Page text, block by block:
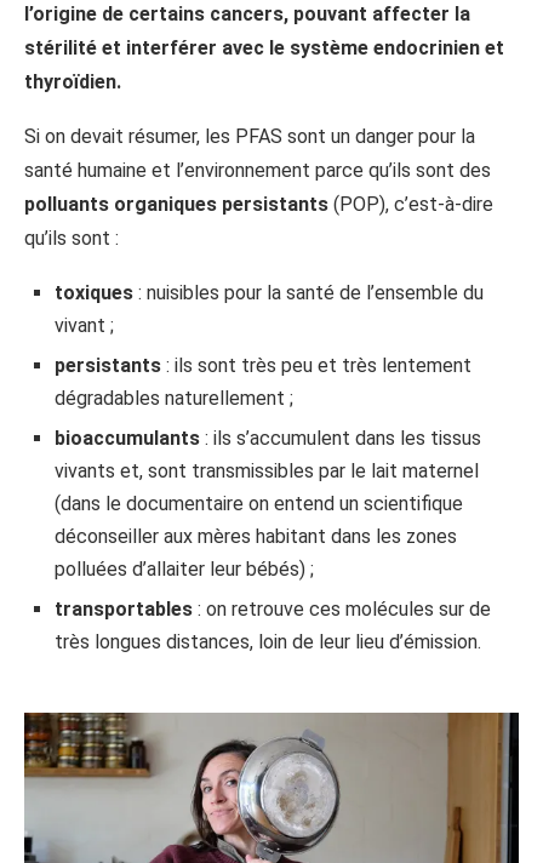
l’origine de certains cancers, pouvant affecter la
stérilité et interférer avec le système endocrinien et
thyroïdien.
Si on devait résumer, les PFAS sont un danger pour la
santé humaine et l’environnement parce qu’ils sont des
polluants organiques persistants (POP), c’est-à-dire
qu’ils sont :
toxiques : nuisibles pour la santé de l’ensemble du
vivant ;
persistants : ils sont très peu et très lentement
dégradables naturellement ;
bioaccumulants : ils s’accumulent dans les tissus
vivants et, sont transmissibles par le lait maternel
(dans le documentaire on entend un scientifique
déconseiller aux mères habitant dans les zones
polluées d’allaiter leur bébés) ;
transportables : on retrouve ces molécules sur de
très longues distances, loin de leur lieu d’émission.